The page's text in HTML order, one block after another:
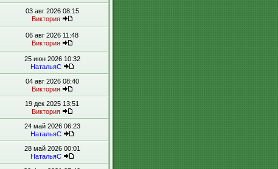
03 авг 2026 08:15
Виктория
06 авг 2026 11:48
Виктория
25 июн 2026 10:32
НатальяС
04 авг 2026 08:40
Виктория
19 дек 2025 13:51
Виктория
24 май 2026 06:23
НатальяС
28 май 2026 00:01
НатальяС